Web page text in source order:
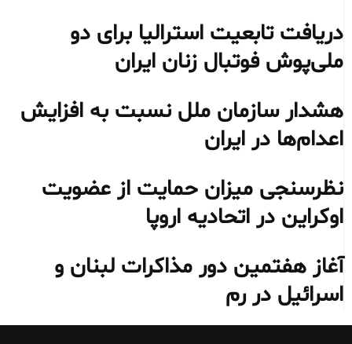
دریافت تابعیت استرالیا برای دو
ملی‌پوش فوتبال زنان ایران
هشدار سازمان ملل نسبت به افزایش
اعدام‌ها در ایران
نظرسنجی میزان حمایت از عضویت
اوکراین در اتحادیه اروپا
آغاز هفتمین دور مذاکرات لبنان و
اسرائیل در رم